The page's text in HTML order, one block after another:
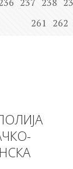
261 262